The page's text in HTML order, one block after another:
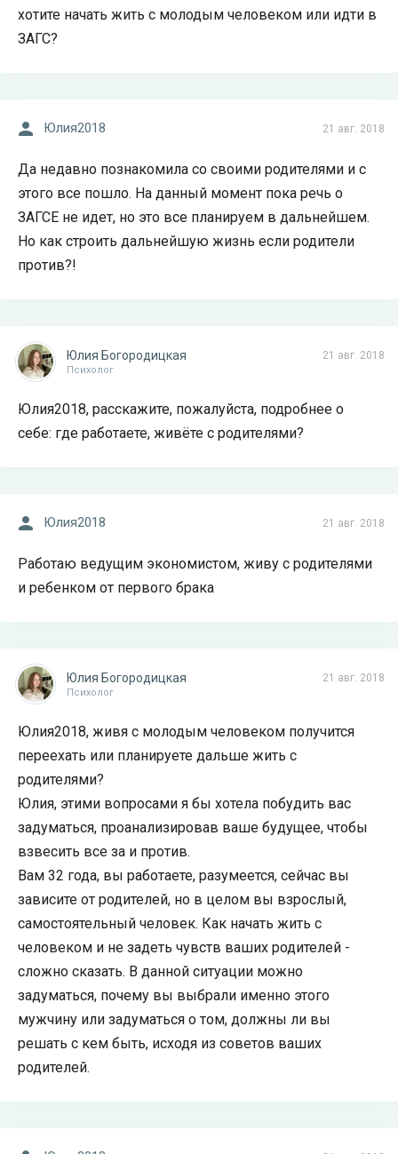
хотите начать жить с молодым человеком или идти в
ЗАГС?
21 авг. 2018
Юлия2018
Да недавно познакомила со своими родителями и с
этого все пошло. На данный момент пока речь о
ЗАГСЕ не идет, но это все планируем в дальнейшем.
Но как строить дальнейшую жизнь если родители
против?!
21 авг. 2018
Юлия Богородицкая
Психолог
Юлия2018, расскажите, пожалуйста, подробнее о
себе: где работаете, живёте с родителями?
21 авг. 2018
Юлия2018
Работаю ведущим экономистом, живу с родителями
и ребенком от первого брака
21 авг. 2018
Юлия Богородицкая
Психолог
Юлия2018, живя с молодым человеком получится
переехать или планируете дальше жить с
родителями?
Юлия, этими вопросами я бы хотела побудить вас
задуматься, проанализировав ваше будущее, чтобы
взвесить все за и против.
Вам 32 года, вы работаете, разумеется, сейчас вы
зависите от родителей, но в целом вы взрослый,
самостоятельный человек. Как начать жить с
человеком и не задеть чувств ваших родителей -
сложно сказать. В данной ситуации можно
задуматься, почему вы выбрали именно этого
мужчину или задуматься о том, должны ли вы
решать с кем быть, исходя из советов ваших
родителей.